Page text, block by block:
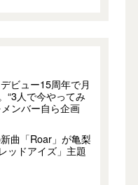
ビュー15周年で月
“3人で今やってみ
ンバー自ら企画
曲「Roar」が亀梨
ッドアイズ」主題